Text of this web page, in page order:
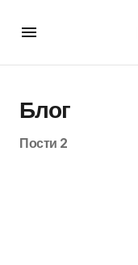
Блог
Пости 2